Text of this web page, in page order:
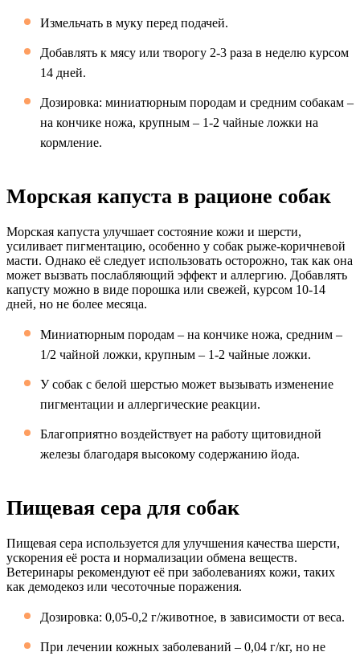
Измельчать в муку перед подачей.
Добавлять к мясу или творогу 2-3 раза в неделю курсом
14 дней.
Дозировка: миниатюрным породам и средним собакам –
на кончике ножа, крупным – 1-2 чайные ложки на
кормление.
Морская капуста в рационе собак
Морская капуста улучшает состояние кожи и шерсти,
усиливает пигментацию, особенно у собак рыже-коричневой
масти. Однако её следует использовать осторожно, так как она
может вызвать послабляющий эффект и аллергию. Добавлять
капусту можно в виде порошка или свежей, курсом 10-14
дней, но не более месяца.
Миниатюрным породам – на кончике ножа, средним –
1/2 чайной ложки, крупным – 1-2 чайные ложки.
У собак с белой шерстью может вызывать изменение
пигментации и аллергические реакции.
Благоприятно воздействует на работу щитовидной
железы благодаря высокому содержанию йода.
Пищевая сера для собак
Пищевая сера используется для улучшения качества шерсти,
ускорения её роста и нормализации обмена веществ.
Ветеринары рекомендуют её при заболеваниях кожи, таких
как демодекоз или чесоточные поражения.
Дозировка: 0,05-0,2 г/животное, в зависимости от веса.
При лечении кожных заболеваний – 0,04 г/кг, но не